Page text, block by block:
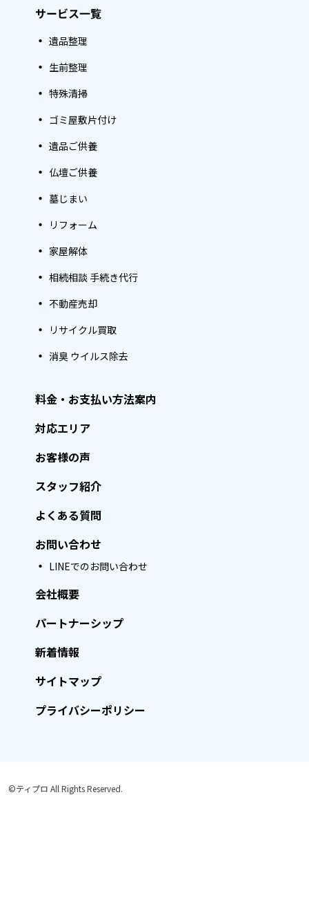
サービス一覧
遺品整理
生前整理
特殊清掃
ゴミ屋敷片付け
遺品ご供養
仏壇ご供養
墓じまい
リフォーム
家屋解体
相続相談 手続き代行
不動産売却
リサイクル買取
消臭 ウイルス除去
料金・お支払い方法案内
対応エリア
お客様の声
スタッフ紹介
よくある質問
お問い合わせ
LINEでのお問い合わせ
会社概要
パートナーシップ
新着情報
サイトマップ
プライバシーポリシー
©ティプロ All Rights Reserved.